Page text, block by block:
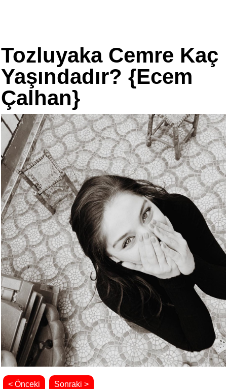
Tozluyaka Cemre Kaç
Yaşındadır? {Ecem
Çalhan}
< Önceki Sonraki >